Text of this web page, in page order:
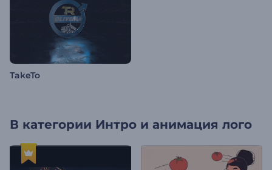
TakeTo
В категории Интро и анимация лого